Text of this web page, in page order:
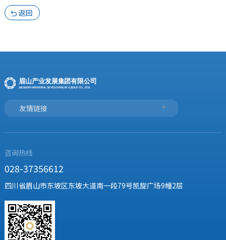
 返回
友情链接
咨询热线
028-37356612
四川省眉山市东坡区东坡大道南一段79号凯旋广场9幢2层